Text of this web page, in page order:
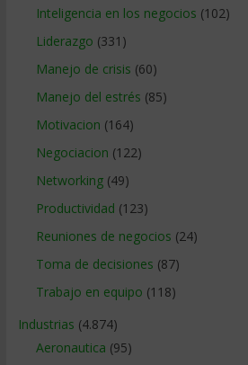
Inteligencia en los negocios (102)
Liderazgo (331)
Manejo de crisis (60)
Manejo del estrés (85)
Motivacion (164)
Negociacion (122)
Networking(49)
Productividad (123)
Reuniones de negocios (24)
Toma de decisiones (87)
Trabajo en equipo (118)
Industrias (4.874)
Aeronautica (95)